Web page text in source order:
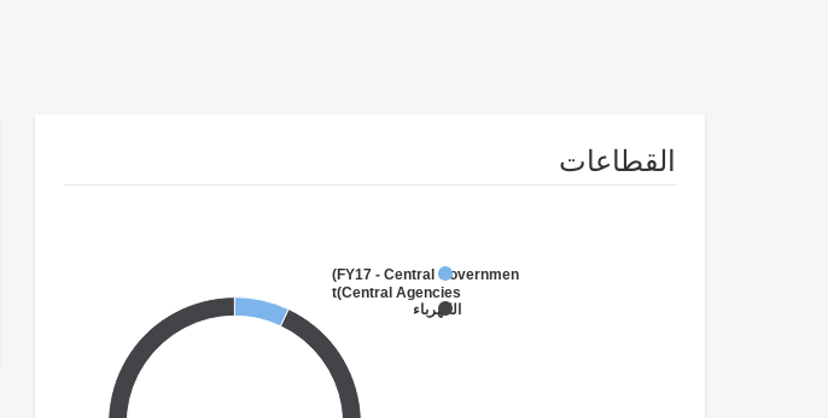
القطاعات
FY17 - Central Government
(Central Agencies
)
الكهرباء